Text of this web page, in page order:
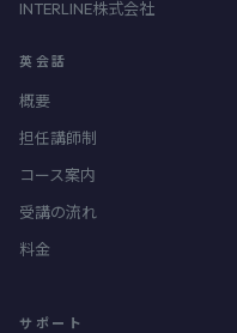
INTERLINE株式会社
英会話
概要
担任講師制
コース案内
受講の流れ
料金
サポート